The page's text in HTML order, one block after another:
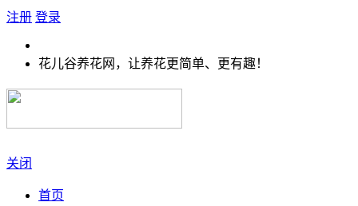
注册 登录
花儿谷养花网，让养花更简单、更有趣！
关闭
首页